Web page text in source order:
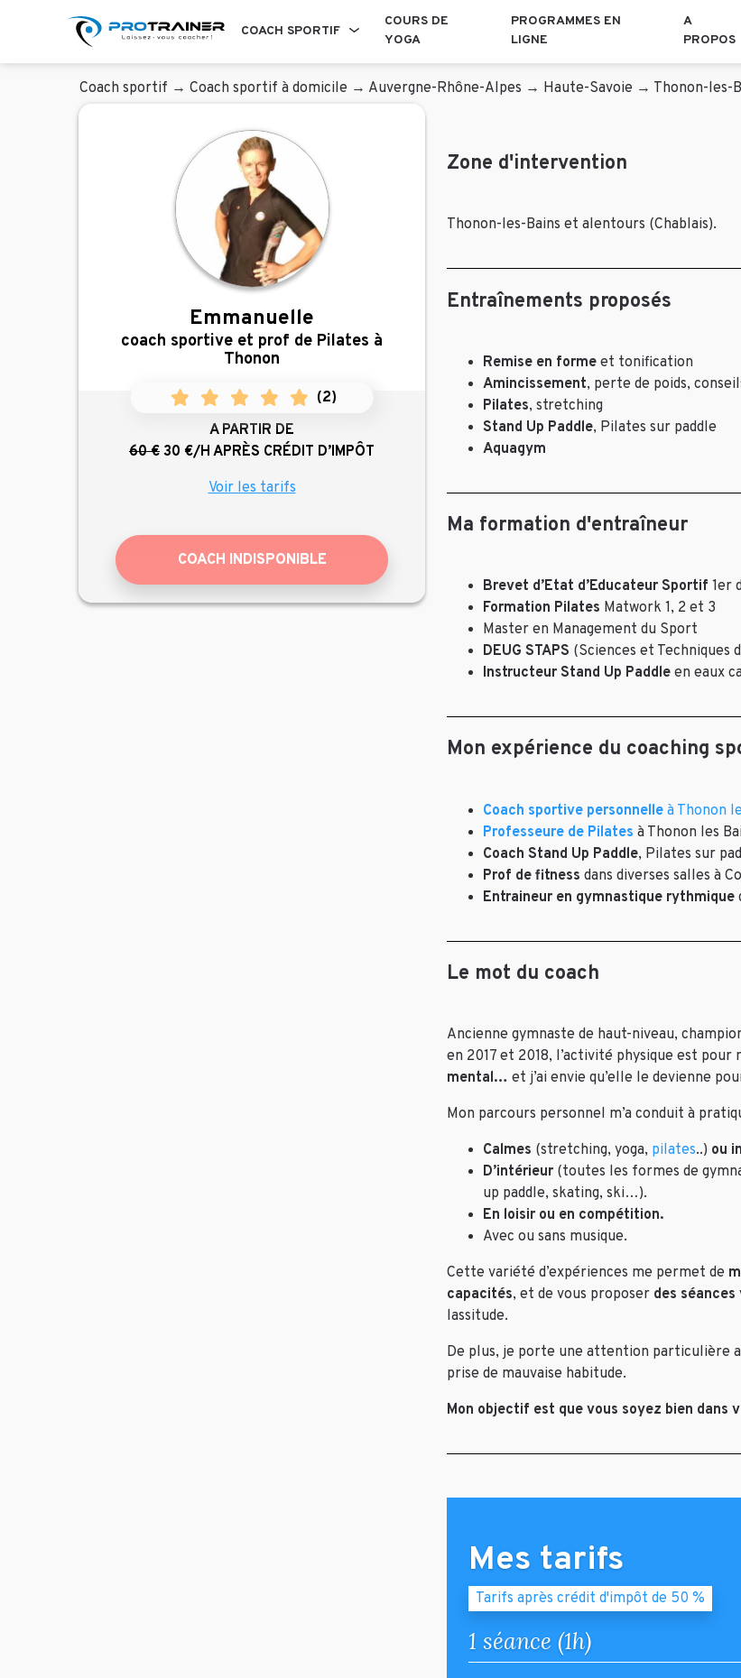
COACH SPORTIF
COURS DE
YOGA
PROGRAMMES EN
LIGNE
A
PROPOS
Coach sportif → Coach sportif à domicile → Auvergne-Rhône-Alpes → Haute-Savoie → Thonon-les-
Emmanuelle
coach sportive et prof de Pilates à
Thonon
(2)
A PARTIR DE
60 € 30 €/H APRÈS CRÉDIT D’IMPÔT
Voir les tarifs
COACH INDISPONIBLE
Zone d'intervention
Thonon-les-Bains et alentours (Chablais).
Entraînements proposés
Remise en forme et tonification
Amincissement, perte de poids,
Pilates, stretching
Stand Up Paddle, Pilates sur paddle
Aquagym
Ma formation d'entraîneur
Brevet d’Etat d’Educateur Sportif 1er
Formation Pilates Matwork 1, 2 et 3
Master en Management du Sport
DEUG STAPS (Sciences et Techniques
Instructeur Stand Up Paddle en eaux
Mon expérience du coaching
Coach sportive personnelle à Thonon
Professeure de Pilates à Thonon les
Coach Stand Up Paddle, Pilates sur
Prof de fitness dans diverses salles à
Entraineur en gymnastique rythmique
Le mot du coach
Ancienne gymnaste de haut-niveau,
en 2017 et 2018, l’activité physique est pour
mental… et j’ai envie qu’elle le devienne
Mon parcours personnel m’a conduit à
Calmes (stretching, yoga, pilates..) ou
D’intérieur (toutes les formes de
up paddle, skating, ski…).
En loisir ou en compétition.
Avec ou sans musique.
Cette variété d’expériences me permet de
capacités, et de vous proposer des séances
lassitude.
De plus, je porte une attention particulière
prise de mauvaise habitude.
Mon objectif est que vous soyez bien dans
Mes tarifs
Tarifs après crédit d'impôt de 50 %
1 séance (1h)